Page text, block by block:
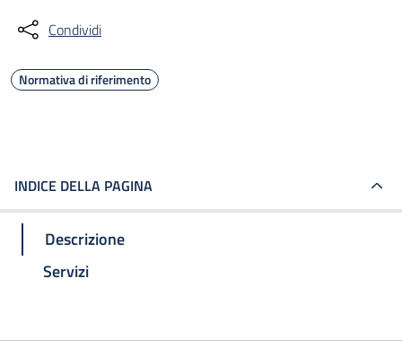
Condividi
Normativa di riferimento
INDICE DELLA PAGINA
Descrizione
Servizi